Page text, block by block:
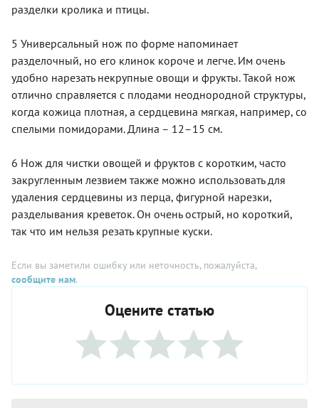
разделки кролика и птицы.
5 Универсальный нож по форме напоминает
разделочный, но его клинок короче и легче. Им очень
удобно нарезать некрупные овощи и фрукты. Такой нож
отлично справляется с плодами неоднородной структуры,
когда кожица плотная, а сердцевина мягкая, например, со
спелыми помидорами. Длина – 12–15 см.
6 Нож для чистки овощей и фруктов с коротким, часто
закругленным лезвием также можно использовать для
удаления сердцевины из перца, фигурной нарезки,
разделывания креветок. Он очень острый, но короткий,
так что им нельзя резать крупные куски.
Если вы заметили ошибку или неточность, пожалуйста,
сообщите нам.
Оцените статью